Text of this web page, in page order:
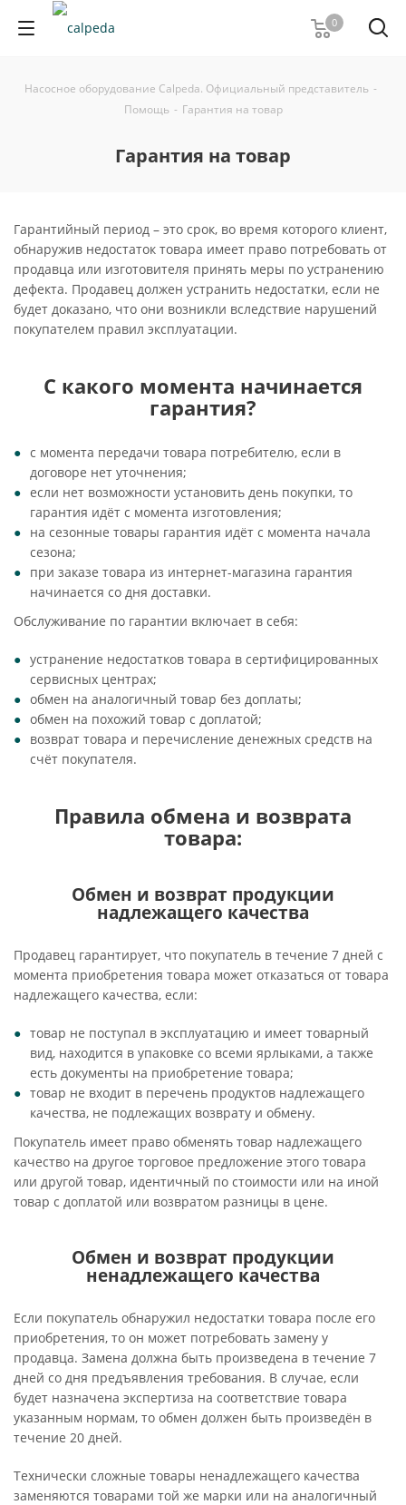
0
Насосное оборудование Calpeda. Официальный представитель -
Помощь - Гарантия на товар
Гарантия на товар
Гарантийный период – это срок, во время которого клиент,
обнаружив недостаток товара имеет право потребовать от
продавца или изготовителя принять меры по устранению
дефекта. Продавец должен устранить недостатки, если не
будет доказано, что они возникли вследствие нарушений
покупателем правил эксплуатации.
С какого момента начинается
гарантия?
с момента передачи товара потребителю, если в
договоре нет уточнения;
если нет возможности установить день покупки, то
гарантия идёт с момента изготовления;
на сезонные товары гарантия идёт с момента начала
сезона;
при заказе товара из интернет-магазина гарантия
начинается со дня доставки.
Обслуживание по гарантии включает в себя:
устранение недостатков товара в сертифицированных
сервисных центрах;
обмен на аналогичный товар без доплаты;
обмен на похожий товар с доплатой;
возврат товара и перечисление денежных средств на
счёт покупателя.
Правила обмена и возврата
товара:
Обмен и возврат продукции
надлежащего качества
Продавец гарантирует, что покупатель в течение 7 дней с
момента приобретения товара может отказаться от товара
надлежащего качества, если:
товар не поступал в эксплуатацию и имеет товарный
вид, находится в упаковке со всеми ярлыками, а также
есть документы на приобретение товара;
товар не входит в перечень продуктов надлежащего
качества, не подлежащих возврату и обмену.
Покупатель имеет право обменять товар надлежащего
качество на другое торговое предложение этого товара
или другой товар, идентичный по стоимости или на иной
товар с доплатой или возвратом разницы в цене.
Обмен и возврат продукции
ненадлежащего качества
Если покупатель обнаружил недостатки товара после его
приобретения, то он может потребовать замену у
продавца. Замена должна быть произведена в течение 7
дней со дня предъявления требования. В случае, если
будет назначена экспертиза на соответствие товара
указанным нормам, то обмен должен быть произведён в
течение 20 дней.
Технически сложные товары ненадлежащего качества
заменяются товарами той же марки или на аналогичный